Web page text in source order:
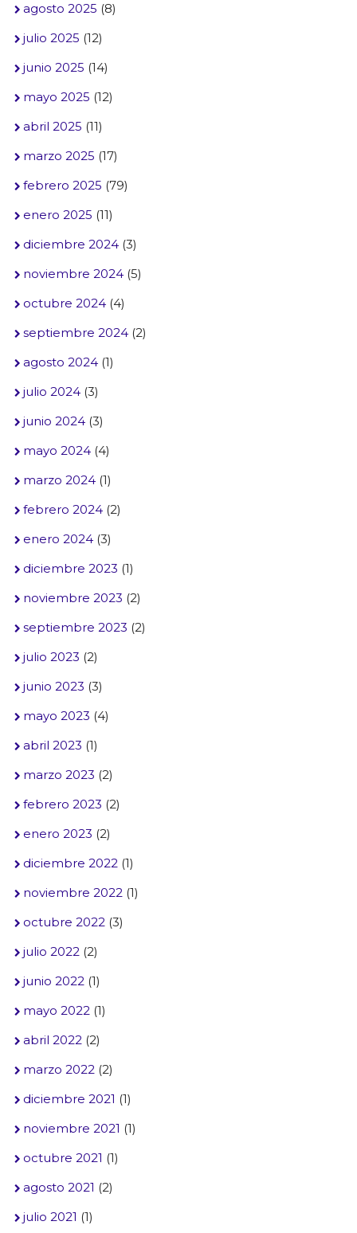
agosto 2025 (8)
julio 2025 (12)
junio 2025 (14)
mayo 2025 (12)
abril 2025 (11)
marzo 2025 (17)
febrero 2025 (79)
enero 2025 (11)
diciembre 2024(3)
noviembre 2024(5)
octubre 2024(4)
septiembre 2024(2)
agosto 2024(1)
julio 2024(3)
junio 2024(3)
mayo 2024(4)
marzo 2024(1)
febrero 2024(2)
enero 2024(3)
diciembre 2023 (1)
noviembre 2023 (2)
septiembre 2023 (2)
julio 2023 (2)
junio 2023 (3)
mayo 2023 (4)
abril 2023 (1)
marzo 2023 (2)
febrero 2023 (2)
enero 2023 (2)
diciembre 2022(1)
noviembre 2022(1)
octubre 2022(3)
julio 2022(2)
junio 2022(1)
mayo 2022(1)
abril 2022(2)
marzo 2022(2)
diciembre 2021 (1)
noviembre 2021 (1)
octubre 2021 (1)
agosto 2021 (2)
julio 2021 (1)